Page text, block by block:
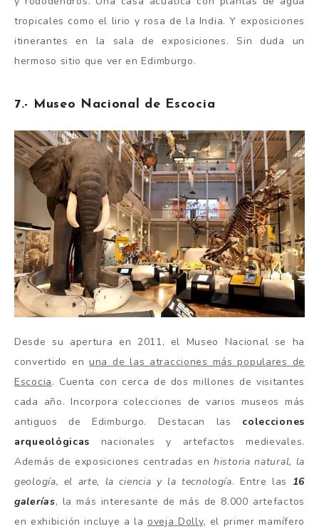
tropicales como el lirio y rosa de la India. Y exposiciones
itinerantes en la sala de exposiciones. Sin duda un
hermoso sitio que ver en Edimburgo.
7.- Museo Nacional de Escocia
Desde su apertura en 2011, el Museo Nacional se ha
convertido enuna de las atracciones más populares de
Escocia. Cuenta con cerca de dos millones de visitantes
cada año. Incorpora colecciones de varios museos más
antiguos de Edimburgo. Destacan las colecciones
arqueológicas nacionales y artefactos medievales.
Además de exposiciones centradas enhistoria natural, la
geología, el arte, la ciencia y la tecnología. Entre las 16
galerías, la más interesante de más de 8.000 artefactos
en exhibición incluye a la oveja Dolly, el primer mamífero